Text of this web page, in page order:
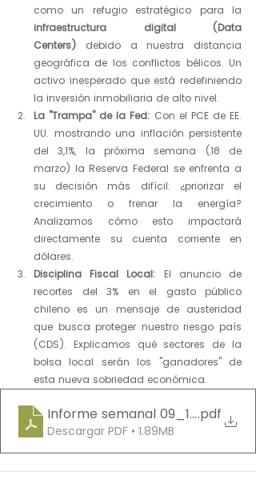
infraestructura digital (Data
Centers) debido a nuestra distancia
geográfica de los conflictos bélicos. Un
activo inesperado que está redefiniendo
la inversión inmobiliaria de alto nivel.
La "Trampa" de la Fed: Con el PCE de EE.
UU. mostrando una inflación persistente
del 3,1%, la próxima semana (18 de
marzo) la Reserva Federal se enfrenta a
su decisión más difícil: ¿priorizar el
crecimiento o frenar la energía?
Analizamos cómo esto impactará
directamente su cuenta corriente en
dólares.
Disciplina Fiscal Local: El anuncio de
recortes del 3% en el gasto público
chileno es un mensaje de austeridad
que busca proteger nuestro riesgo país
(CDS). Explicamos qué sectores de la
bolsa local serán los "ganadores" de
esta nueva sobriedad económica.
Informe semanal 09_13 marzo_
.pdf
Descargar PDF • 1.89MB